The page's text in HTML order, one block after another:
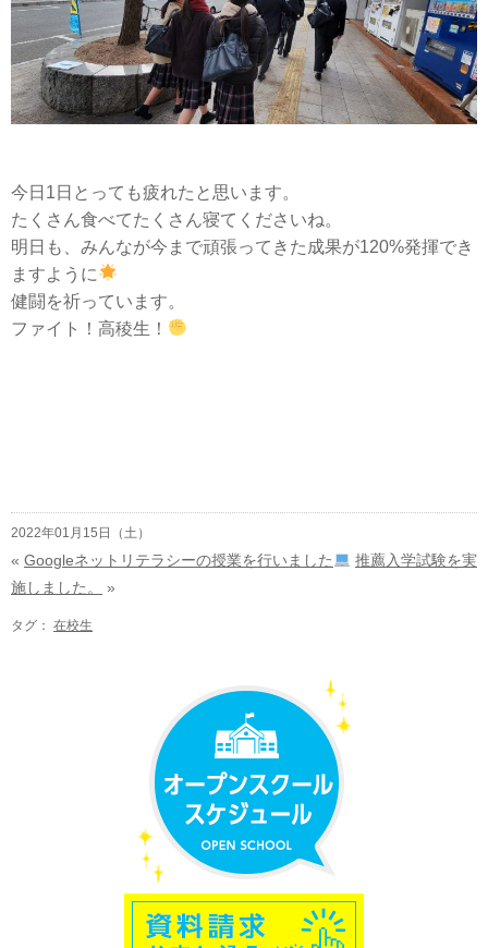
今日1日とっても疲れたと思います。
たくさん食べてたくさん寝てくださいね。
明日も、みんなが今まで頑張ってきた成果が120%発揮でき
ますように
健闘を祈っています。
ファイト！高稜生！
2022年01月15日（土）
« Googleネットリテラシーの授業を行いました
推薦入学試験を実
施しました。
»
タグ： 在校生